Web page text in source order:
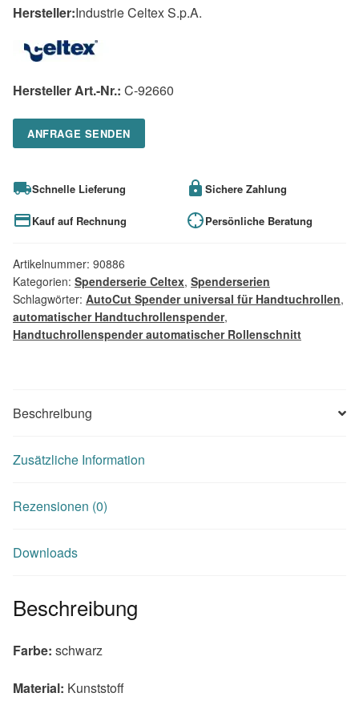
Hersteller:Industrie Celtex S.p.A.
Hersteller Art.-Nr.: C-92660
ANFRAGE SENDEN
Schnelle Lieferung Sichere Zahlung
Kauf auf Rechnung Persönliche Beratung
Artikelnummer: 90886
Kategorien: Spenderserie Celtex, Spenderserien
Schlagwörter: AutoCut Spender universal für Handtuchrollen,
automatischer Handtuchrollenspender,
Handtuchrollenspender automatischer Rollenschnitt
Beschreibung
Zusätzliche Information
Rezensionen (0)
Downloads
Beschreibung
Farbe: schwarz
Material: Kunststoff